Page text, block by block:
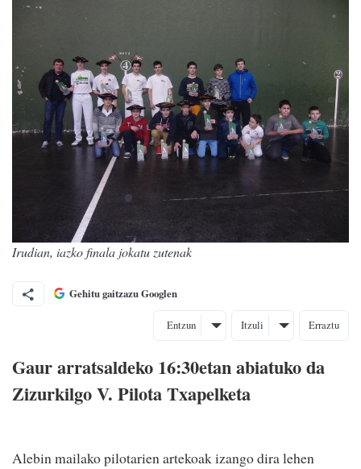
Irudian, iazko finala jokatu zutenak
Gehitu gaitzazu Googlen
Entzun Itzuli Erraztu
Gaur arratsaldeko 16:30etan abiatuko da
Zizurkilgo V. Pilota Txapelketa
Alebin mailako pilotarien artekoak izango dira lehen